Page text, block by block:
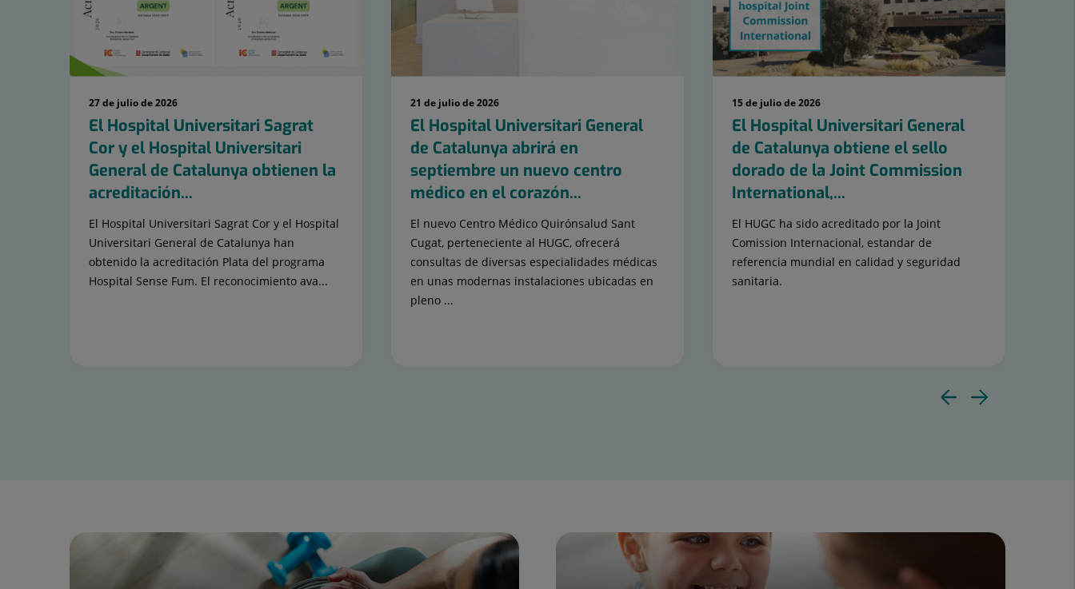
27 de julio de 2026
El Hospital Universitari Sagrat
Cor y el Hospital Universitari
General de Catalunya obtienen la
acreditación...
El Hospital Universitari Sagrat Cor y el Hospital
Universitari General de Catalunya han
obtenido la acreditación Plata del programa
Hospital Sense Fum. El reconocimiento ava...
21 de julio de 2026
El Hospital Universitari General
de Catalunya abrirá en
septiembre un nuevo centro
médico en el corazón...
El nuevo Centro Médico Quirónsalud Sant
Cugat, perteneciente al HUGC, ofrecerá
consultas de diversas especialidades médicas
en unas modernas instalaciones ubicadas en
pleno ...
15 de julio de 2026
El Hospital Universitari General
de Catalunya obtiene el sello
dorado de la Joint Commission
International,...
El HUGC ha sido acreditado por la Joint
Comission Internacional, estandar de
referencia mundial en calidad y seguridad
sanitaria.